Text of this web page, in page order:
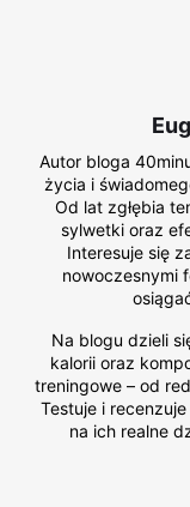
Autor bloga
życia i
Od lat zgłębia
sylwetki oraz
Interesuje się
nowoczesnymi
Na blogu dzieli
kalorii oraz
treningowe – od
Testuje i
na ich realne